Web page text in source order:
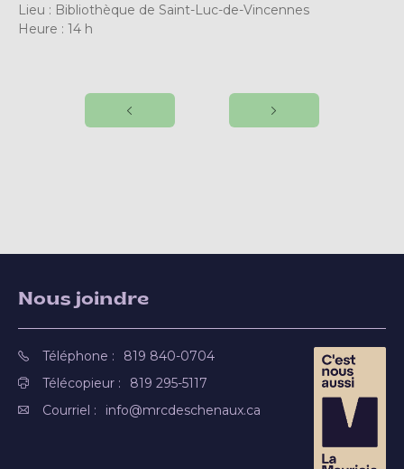
Lieu : Bibliothèque de Saint-Luc-de-Vincennes
Heure : 14 h
Nous joindre
Téléphone :
819 840-0704
Télécopieur :
819 295-5117
Courriel :
info@mrcdeschenaux.ca